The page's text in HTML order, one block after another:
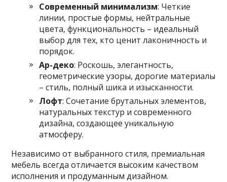
Современный минимализм: Четкие
линии, простые формы, нейтральные
цвета, функциональность – идеальный
выбор для тех, кто ценит лаконичность и
порядок.
Ар-деко: Роскошь, элегантность,
геометрические узоры, дорогие материалы
– стиль, полный шика и изысканности.
Лофт: Сочетание брутальных элементов,
натуральных текстур и современного
дизайна, создающее уникальную
атмосферу.
Независимо от выбранного стиля, премиальная
мебель всегда отличается высоким качеством
исполнения и продуманным дизайном.